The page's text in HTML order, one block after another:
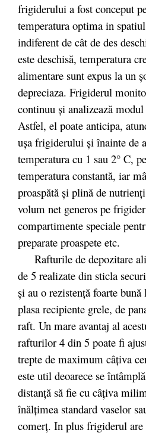
frigiderului a fost conceput
temperatura optima in
indiferent de cât de des
este deschisă, temperatura
alimentare sunt expus la un
depreciaza. Frigiderul
continuu și analizează
Astfel, el poate anticipa,
ușa frigiderului și înainte de
temperatura cu 1 sau 2° C,
temperatura constantă, iar
proaspătă și plină de
volum net generos pe
compartimente speciale
preparate proaspete etc.
Rafturile de depozitare
de 5 realizate din sticla
și au o rezistență foarte
plasa recipiente grele, de
raft. Un mare avantaj al
rafturilor 4 din 5 poate fi
trepte de maximum câţiva
este util deoarece se
distanţă să fie cu câţiva
înălţimea standard vaselor
comerţ. In plus frigiderul are